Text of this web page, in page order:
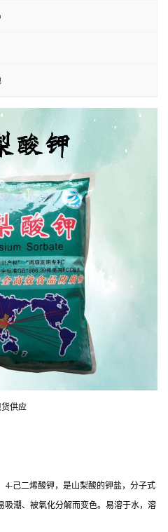
货供应
4-己二烯酸钾，是山梨酸的钾盐，分子式
吸潮、被氧化分解而变色。易溶于水，溶